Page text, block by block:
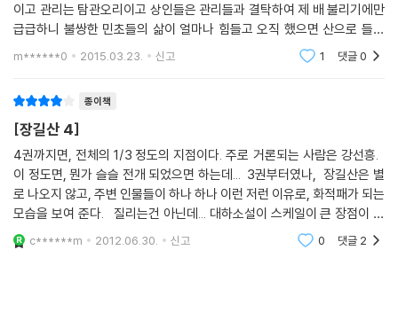
이고 관리는 탐관오리이고 상인들은 관리들과 결탁하여 제 배 불리기에만
급급하니 불쌍한 민초들의 삶이 얼마나 힘들고 오직 했으면 산으로 들어
갔을까 하는 생각에 측은지심이 든다. 첫봉이는 중국 상인과의 밀무역으로
m******0 2015.03.23. 신고 1 댓글0
종이책
[장길산 4]
4권까지면, 전체의 1/3 정도의 지점이다. 주로 거론되는 사람은 강선흥.
이 정도면, 뭔가 슬슬 전개 되었으면 하는데... 3권부터였나, 장길산은 별
로 나오지 않고, 주변 인물들이 하나 하나 이런 저런 이유로, 화적패가 되는
모습을 보여 준다. 질리는건 아닌데... 대하소설이 스케일이 큰 장점이 있
는 반면, 등장인물이 많아 종종 집중이 잘 되지 않는다는 것. 특히, 강
c******m 2012.06.30. 신고 0 댓글 2